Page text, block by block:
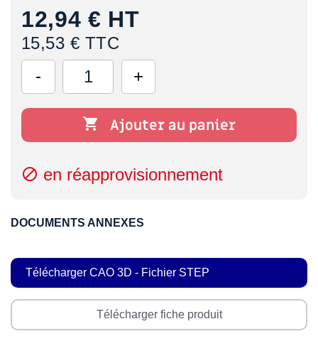
12,94 € HT
15,53 € TTC
 Ajouter au panier
 en réapprovisionnement
DOCUMENTS ANNEXES
Télécharger CAO 3D - Fichier STEP
Télécharger fiche produit